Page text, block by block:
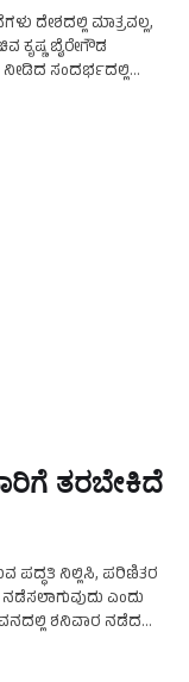
ದೇಶದಲ್ಲಿ ಮಾತ್ರವಲ್ಲ,
ಕೃಷ್ಣ ಬೈರೇಗೌಡ
ಸಂದರ್ಭದಲ್ಲಿ
ತರಬೇಕಿದೆ
ಪದ್ಧತಿ ನಿಲ್ಲಿಸಿ, ಪರಿಣಿತರ
ಎಂದು
ಶನಿವಾರ ನಡೆದ